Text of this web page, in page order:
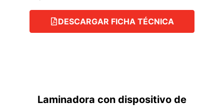
DESCARGAR FICHA TÉCNICA
Laminadora con dispositivo de